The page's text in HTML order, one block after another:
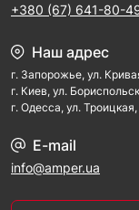
+380 (67) 641-80-
Наш адрес
г. Запорожье, ул.
г. Киев, ул.
г. Одесса, ул.
E-mail
info@amper.ua